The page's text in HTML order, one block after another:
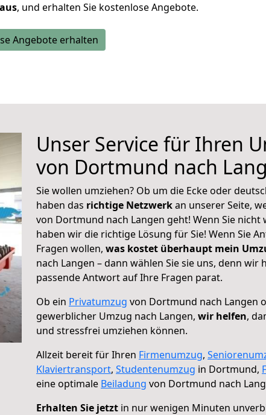
, und erhalten Sie kostenlose Angebote.
Angebote erhalten
Unser Service für Ihren
von Dortmund nach
Sie wollen umziehen? Ob um die Ecke oder
haben das richtige Netzwerkan unserer Seite,
von Dortmund nach Langen geht! Wenn Sie nicht
haben wir die richtige Lösung für Sie! Wenn Sie
Fragen wollen, was kostet überhaupt mein
nach Langen – dann wählen Sie sie uns, denn wir
passende Antwort auf Ihre Fragen parat.
Ob ein Privatumzug von Dortmund nach Langen
gewerblicher Umzug nach Langen, wir helfen,
und stressfrei umziehen können.
Allzeit bereit für Ihren Firmenumzug,
Klaviertransport, Studentenumzug in Dortmund,
eine optimale Beiladung von Dortmund nach
Erhalten Sie jetzt in nur wenigen Minuten